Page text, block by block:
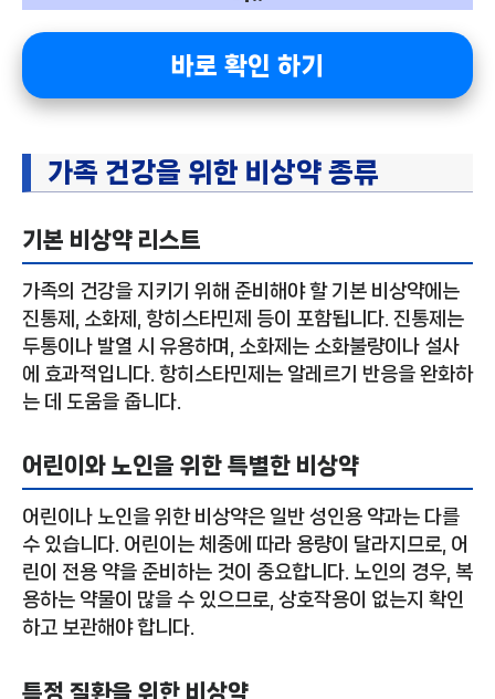
바로 확인 하기
가족 건강을 위한 비상약 종류
기본 비상약 리스트
가족의 건강을 지키기 위해 준비해야 할 기본 비상약에는
진통제, 소화제, 항히스타민제 등이 포함됩니다. 진통제는
두통이나 발열 시 유용하며, 소화제는 소화불량이나 설사
에 효과적입니다. 항히스타민제는 알레르기 반응을 완화하
는 데 도움을 줍니다.
어린이와 노인을 위한 특별한 비상약
어린이나 노인을 위한 비상약은 일반 성인용 약과는 다를
수 있습니다. 어린이는 체중에 따라 용량이 달라지므로, 어
린이 전용 약을 준비하는 것이 중요합니다. 노인의 경우, 복
용하는 약물이 많을 수 있으므로, 상호작용이 없는지 확인
하고 보관해야 합니다.
특정 질환을 위한 비상약